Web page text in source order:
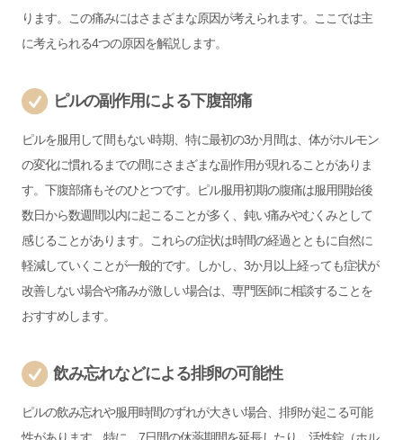
ります。この痛みにはさまざまな原因が考えられます。ここでは主
に考えられる4つの原因を解説します。
ピルの副作用による下腹部痛
ピルを服用して間もない時期、特に最初の3か月間は、体がホルモン
の変化に慣れるまでの間にさまざまな副作用が現れることがありま
す。下腹部痛もそのひとつです。ピル服用初期の腹痛は服用開始後
数日から数週間以内に起こることが多く、鈍い痛みやむくみとして
感じることがあります。これらの症状は時間の経過とともに自然に
軽減していくことが一般的です。しかし、3か月以上経っても症状が
改善しない場合や痛みが激しい場合は、専門医師に相談することを
おすすめします。
飲み忘れなどによる排卵の可能性
ピルの飲み忘れや服用時間のずれが大きい場合、排卵が起こる可能